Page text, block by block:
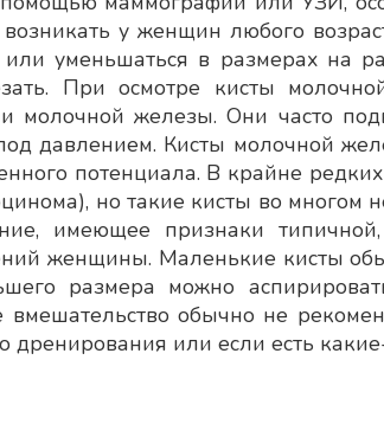
у женщин любого
или уменьшаться в размерах на
При осмотре кисты
молочной железы. Они часто
давлением. Кисты молочной
потенциала. В крайне
но такие кисты во
имеющее признаки
женщины. Маленькие кисты
размера можно
вмешательство обычно не
дренирования или если есть